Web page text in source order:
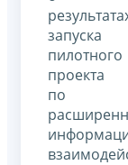
запуска
пилотного
проекта
по